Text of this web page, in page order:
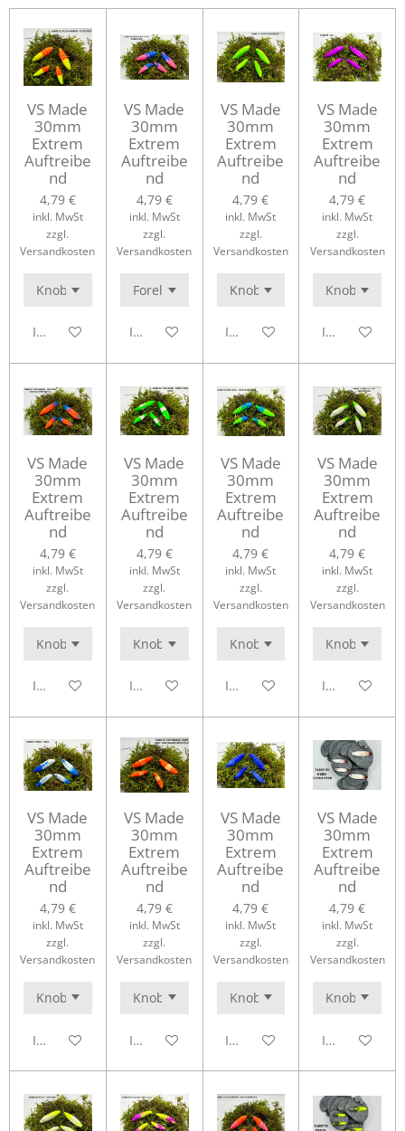
VS Made
30mm
Extrem
Auftreibe
nd
4,79 €
inkl. MwSt
zzgl.
Versandkosten
In den Warenkorb
VS Made
30mm
Extrem
Auftreibe
nd
4,79 €
inkl. MwSt
zzgl.
Versandkosten
In den Warenkorb
VS Made
30mm
Extrem
Auftreibe
nd
4,79 €
inkl. MwSt
zzgl.
Versandkosten
In den Warenkorb
VS Made
30mm
Extrem
Auftreibe
nd
4,79 €
inkl. MwSt
zzgl.
Versandkosten
In den
VS Made
30mm
Extrem
Auftreibe
nd
4,79 €
inkl. MwSt
zzgl.
Versandkosten
In den Warenkorb
VS Made
30mm
Extrem
Auftreibe
nd
4,79 €
inkl. MwSt
zzgl.
Versandkosten
In den Warenkorb
VS Made
30mm
Extrem
Auftreibe
nd
4,79 €
inkl. MwSt
zzgl.
Versandkosten
In den Warenkorb
VS Made
30mm
Extrem
Auftreibe
nd
4,79 €
inkl. MwSt
zzgl.
Versandkosten
In den
VS Made
30mm
Extrem
Auftreibe
nd
4,79 €
inkl. MwSt
zzgl.
Versandkosten
In den Warenkorb
VS Made
30mm
Extrem
Auftreibe
nd
4,79 €
inkl. MwSt
zzgl.
Versandkosten
In den Warenkorb
VS Made
30mm
Extrem
Auftreibe
nd
4,79 €
inkl. MwSt
zzgl.
Versandkosten
In den Warenkorb
VS Made
30mm
Extrem
Auftreibe
nd
4,79 €
inkl. MwSt
zzgl.
Versandkosten
In den